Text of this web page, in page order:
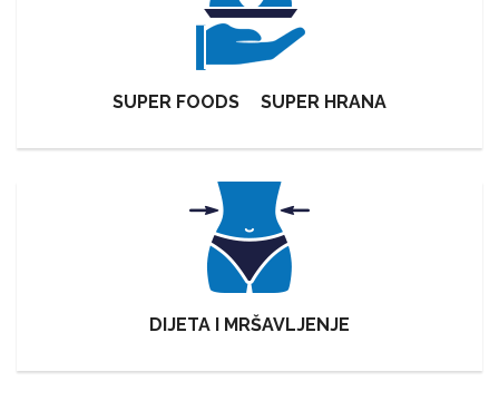
SUPER FOODS SUPER HRANA
DIJETA I MRŠAVLJENJE